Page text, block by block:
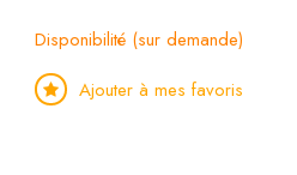
Disponibilité (sur demande)
Ajouter à mes favoris